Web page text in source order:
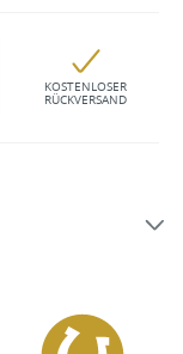
KOSTENLOSER
RÜCKVERSAND